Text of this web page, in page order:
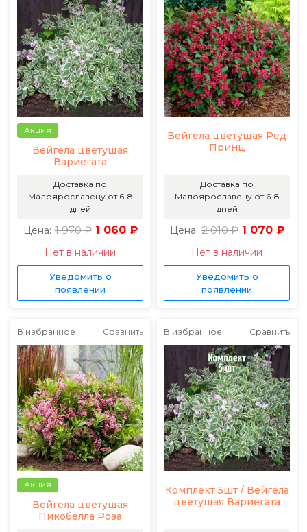
Акция
Вейгела цветущая
Вариегата
Доставка по
Малоярославецу от 6-8
дней
Цена: 1 970 ₽ 1 060 ₽
Нет в наличии
Уведомить о
появлении
Вейгела цветущая Ред
Принц
Доставка по
Малоярославецу от 6-8
дней
Цена: 2 010 ₽ 1 070 ₽
Нет в наличии
Уведомить о
появлении
В избранное Сравнить
Акция
Вейгела цветущая
Пикобелла Роза
В избранное Сравнить
Комплект 5шт / Вейгела
цветущая Вариегата